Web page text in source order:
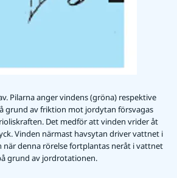
Pilarna anger vindens (gröna) respektive
grund av friktion mot jordytan försvagas
Det medför att vinden vrider åt
Vinden närmast havsytan driver vattnet i
när denna rörelse fortplantas neråt i vattnet
grund av jordrotationen.